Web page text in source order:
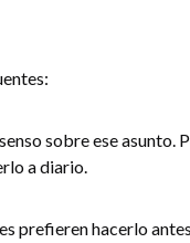
sobre ese
a diario.
prefieren hacerlo